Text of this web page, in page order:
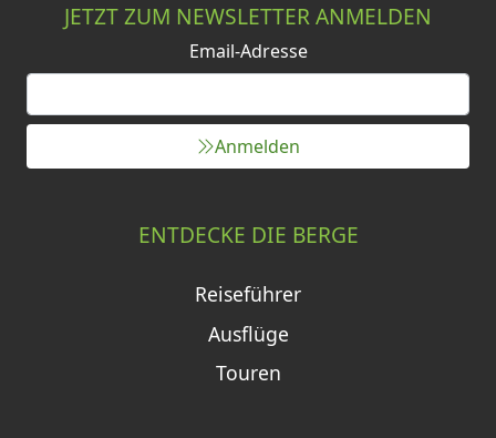
JETZT ZUM NEWSLETTER ANMELDEN
Email-Adresse
Anmelden
ENTDECKE DIE BERGE
Reiseführer
Ausflüge
Touren